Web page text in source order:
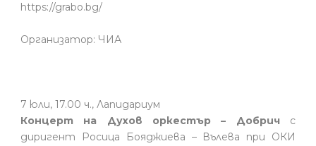
https://grabo.bg/
Организатор: ЧИА
7 юли, 17.00 ч., Лапидариум
Концерт на Духов оркестър – Добрич с
диригент Росица Бояджиева – Вълева при ОКИ